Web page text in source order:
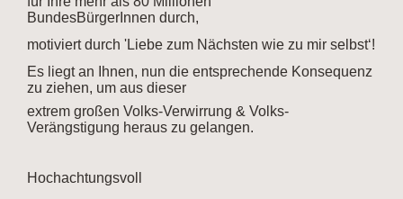
BundesBürgerInnen durch,
motiviert durch 'Liebe zum Nächsten wie zu mir selbst‘!
Es liegt an Ihnen, nun die entsprechende Konsequenz
zu ziehen, um aus dieser
extrem großen Volks-Verwirrung & Volks-
Verängstigung heraus zu gelangen.
Hochachtungsvoll